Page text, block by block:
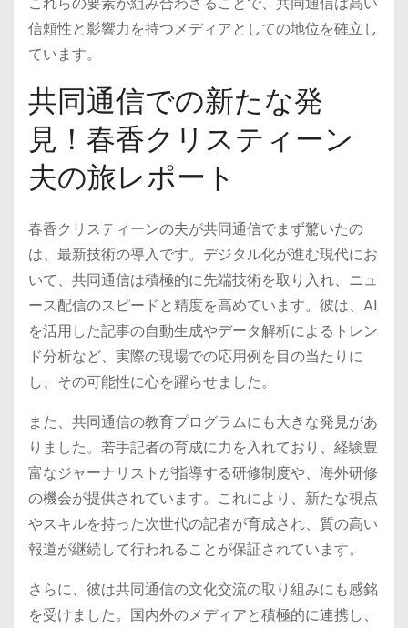
信頼性と影響力を持つメディアとしての地位を確立し
ています。
共同通信での新たな発
見！春香クリスティーン
夫の旅レポート
春香クリスティーンの夫が共同通信でまず驚いたの
は、最新技術の導入です。デジタル化が進む現代にお
いて、共同通信は積極的に先端技術を取り入れ、ニュ
ース配信のスピードと精度を高めています。彼は、AI
を活用した記事の自動生成やデータ解析によるトレン
ド分析など、実際の現場での応用例を目の当たりに
し、その可能性に心を躍らせました。
また、共同通信の教育プログラムにも大きな発見があ
りました。若手記者の育成に力を入れており、経験豊
富なジャーナリストが指導する研修制度や、海外研修
の機会が提供されています。これにより、新たな視点
やスキルを持った次世代の記者が育成され、質の高い
報道が継続して行われることが保証されています。
さらに、彼は共同通信の文化交流の取り組みにも感銘
を受けました。国内外のメディアと積極的に連携し、